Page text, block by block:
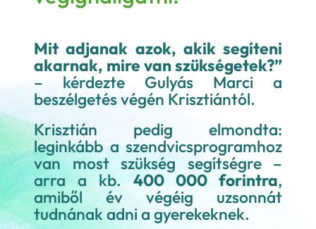
Mit adjanak azok, akik segíteni
akarnak, mire van szükségetek?”
– kérdezte Gulyás Marci a
beszélgetés végén Krisztiántól.
Krisztián pedig elmondta:
leginkább a szendvicsprogramhoz
van most szükség segítségre –
arra a kb.400 000 forintra,
amiből év végéig uzsonnát
tudnának adni a gyerekeknek.